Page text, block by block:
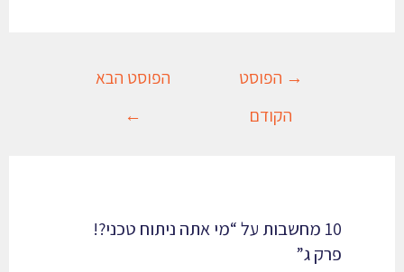
→הפוסט
הקודם
הפוסט הבא
←
10 מחשבות על “מי אתה ניתוח טכני?!
פרק ג”